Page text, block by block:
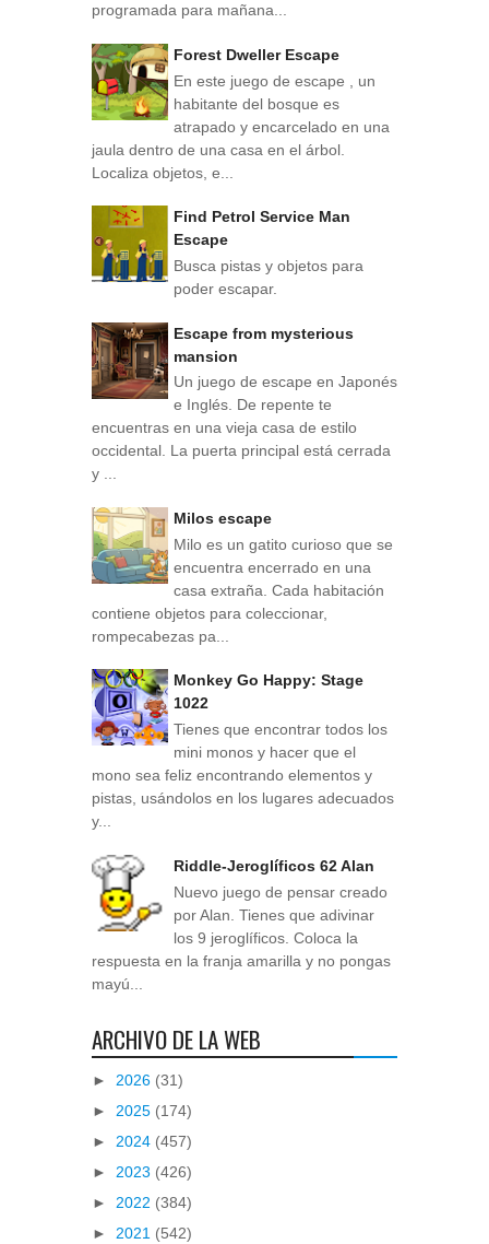
programada para mañana...
Forest Dweller Escape
En este juego de escape , un
habitante del bosque es
atrapado y encarcelado en una
jaula dentro de una casa en el árbol.
Localiza objetos, e...
Find Petrol Service Man
Escape
Busca pistas y objetos para
poder escapar.
Escape from mysterious
mansion
Un juego de escape en Japonés
e Inglés. De repente te
encuentras en una vieja casa de estilo
occidental. La puerta principal está cerrada
y ...
Milos escape
Milo es un gatito curioso que se
encuentra encerrado en una
casa extraña. Cada habitación
contiene objetos para coleccionar,
rompecabezas pa...
Monkey Go Happy: Stage
1022
Tienes que encontrar todos los
mini monos y hacer que el
mono sea feliz encontrando elementos y
pistas, usándolos en los lugares adecuados
y...
Riddle-Jeroglíficos 62 Alan
Nuevo juego de pensar creado
por Alan. Tienes que adivinar
los 9 jeroglíficos. Coloca la
respuesta en la franja amarilla y no pongas
mayú...
ARCHIVO DE LA WEB
► 2026 (31)
► 2025 (174)
► 2024 (457)
► 2023 (426)
► 2022 (384)
► 2021 (542)